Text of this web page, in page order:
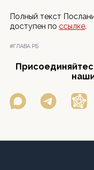
Полный текст
доступен по ссылке.
#ГЛАВА РБ